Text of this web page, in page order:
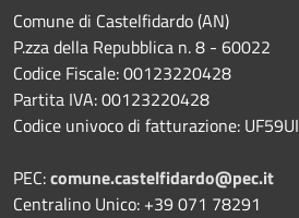
Comune di Castelfidardo (AN)
P.zza della Repubblica n. 8 - 60022
Codice Fiscale: 00123220428
Partita IVA: 00123220428
Codice univoco di fatturazione: UF59UI
PEC:comune.castelfidardo@pec.it
Centralino Unico: +39 071 78291